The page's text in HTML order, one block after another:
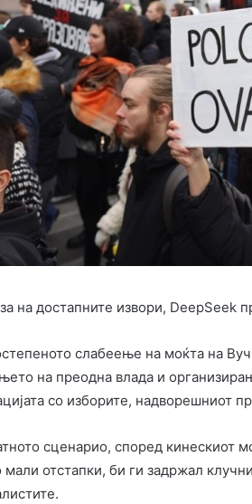
на достапните извори, DееpSееk
слабеење на моќта на
на преодна влада и
со изборите, надворешниот
сценарио, според кинескиот
мали отстапки, би ги задржал